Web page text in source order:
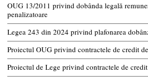
OUG 13/2011 privind dobânda legală
penalizatoare
Legea 243 din 2024 privind plafonarea
Proiectul OUG privind contractele de credit
Proiectul de Lege privind contractele de